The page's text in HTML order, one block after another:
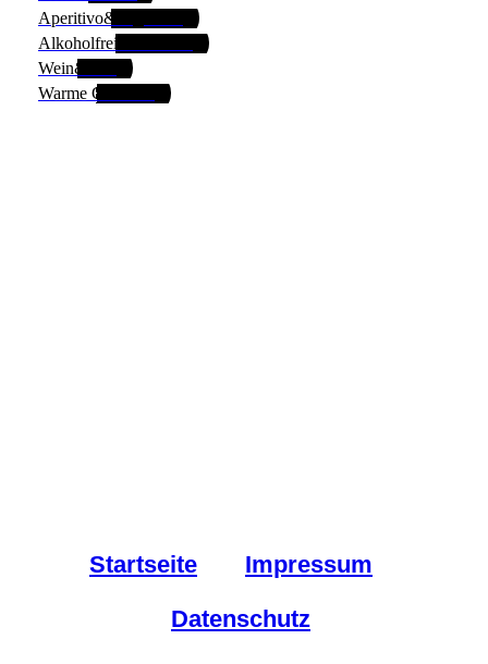
Aperitivo&Digestivo
Alkoholfreie Getränke
Wein&Bier
Warme Getränke
Startseite
Impressum
Datenschutz